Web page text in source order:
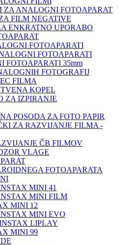
ZA ANALOGNI FOTOAPARAT
FILM NEGATIVE
ENKRATNO UPORABO
FOTOAPARATI
FOTOAPARATI
FOTOAPARATI 35mm
FOTOGRAFIJ
FILMA
KOPEL
ZA IZPIRANJE
POSODA ZA FOTO PAPIR
ZA RAZVIJANJE FILMA -
ČB FILMOV
VLAGE
FOTOAPARATA
MINI 41
MINI FILM
MINI 12
MINI EVO
LIPLAY
MINI 99